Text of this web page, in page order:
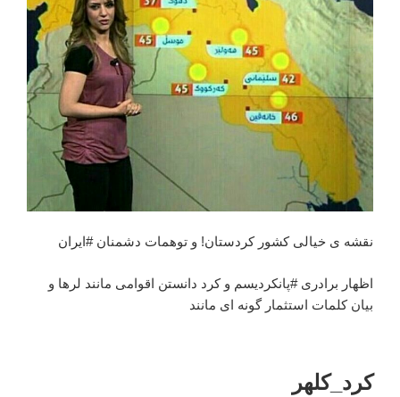
نقشه ی خیالی کشور کردستان! و توهمات دشمنان #ایران
اظهار برادری #پانکردیسم و کرد دانستن اقوامی مانند لرها و
بیان کلمات استثمار گونه ای مانند
کرد_کلهر